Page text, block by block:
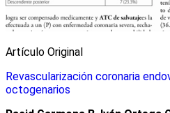
Artículo Original
Revascularización coronaria
octogenarios